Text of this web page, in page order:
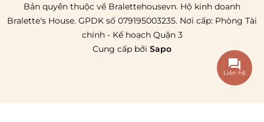
Bản quyền thuộc về Bralettehousevn. Hộ kinh doanh
Bralette's House. GPDK số 079195003235. Nơi cấp: Phòng Tài
chính - Kế hoạch Quận 3
Cung cấp bởi Sapo
Liên hệ